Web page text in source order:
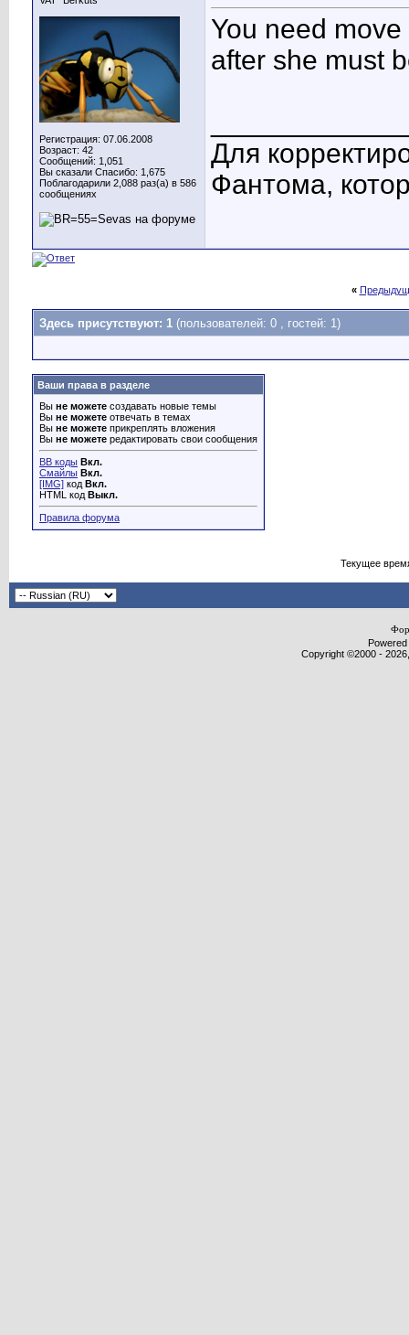
Регистрация: 07.06.2008
Возраст: 42
Сообщений: 1,051
Вы сказали Спасибо: 1,675
Поблагодарили 2,088 раз(а) в 586
сообщениях
You need
after she must
Для
Фантома,
«
Здесь присутствуют: 1 (пользователей: 0 , гостей: 1)
Ваши права в разделе
Вы не можете создавать новые темы
Вы не можете отвечать в темах
Вы не можете прикреплять вложения
Вы не можете редактировать свои сообщения
BB коды Вкл.
Смайлы Вкл.
[IMG] код Вкл.
HTML код Выкл.
Правила форума
Текущее
Copyright ©2000 -